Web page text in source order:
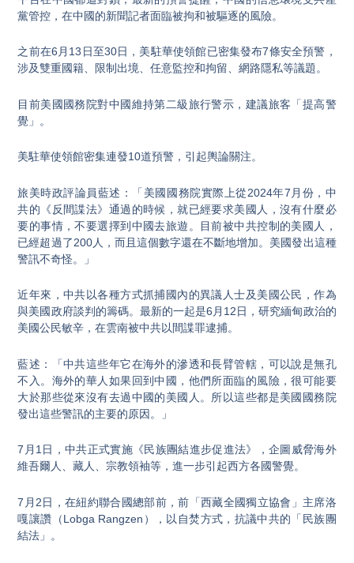
黨管控，在中國的新聞記者面臨被拘和被驅逐的風險。
之前在6月13日至30日，美駐華使領館已密集發布7條安全預警，
涉及雙重國籍、限制出境、任意監控和拘留、網路隱私等議題。
目前美國國務院對中國維持第二級旅行警示，建議旅客「提高警
覺」。
美駐華使領館密集連發10道預警，引起輿論關注。
旅美時政評論員藍述：「美國國務院實際上從2024年7月份，中
共的《反間諜法》通過的時候，就已經要求美國人，沒有什麼必
要的事情，不要選擇到中國去旅遊。目前被中共控制的美國人，
已經超過了200人，而且這個數字還在不斷地增加。美國發出這種
警訊不奇怪。」
近年來，中共以各種方式抓捕國內的異議人士及美國公民，作為
與美國政府談判的籌碼。最新的一起是6月12日，研究緬甸政治的
美國公民敏辛，在雲南被中共以間諜罪逮捕。
藍述：「中共這些年它在海外的滲透和長臂管轄，可以說是無孔
不入。海外的華人如果回到中國，他們所面臨的風險，很可能要
大於那些從來沒有去過中國的美國人。所以這些都是美國國務院
發出這些警訊的主要的原因。」
7月1日，中共正式實施《民族團結進步促進法》，企圖威脅海外
維吾爾人、藏人、宗教領袖等，進一步引起西方各國警覺。
7月2日，在紐約聯合國總部前，前「西藏全國獨立協會」主席洛
嘎讓讚（Lobga Rangzen），以自焚方式，抗議中共的「民族團
結法」。